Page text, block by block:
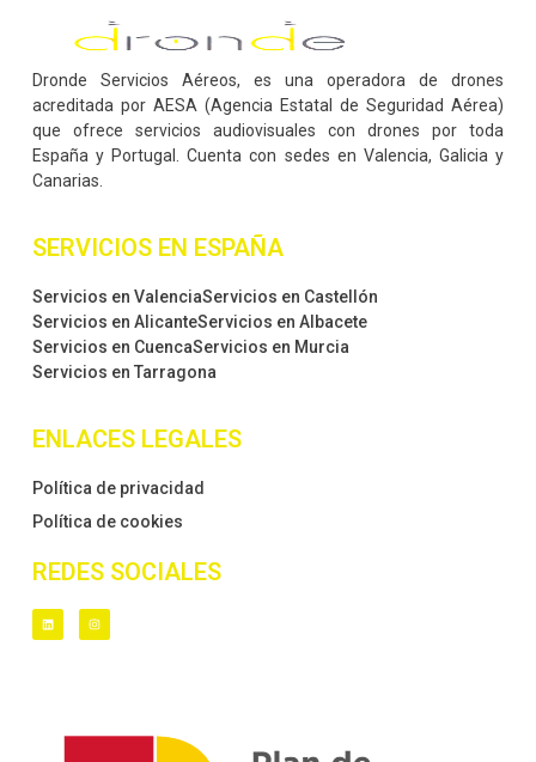
Dronde Servicios Aéreos, es una operadora de drones
acreditada por AESA (Agencia Estatal de Seguridad Aérea)
que ofrece servicios audiovisuales con drones por toda
España y Portugal. Cuenta con sedes en Valencia, Galicia y
Canarias.
SERVICIOS EN ESPAÑA
Servicios en ValenciaServicios en Castellón
Servicios en AlicanteServicios en Albacete
Servicios en CuencaServicios en Murcia
Servicios en Tarragona
ENLACES LEGALES
Política de privacidad
Política de cookies
REDES SOCIALES